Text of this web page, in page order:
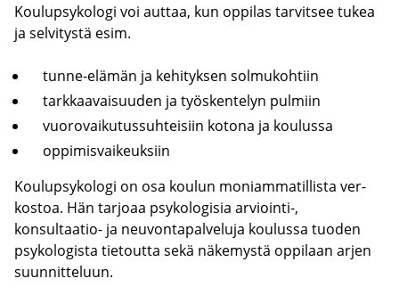
Kou­lup­sy­ko­lo­gi voi aut­taa, kun op­pi­las tar­vit­see tukea
ja sel­vi­tys­tä esim.
tunne-​elämän ja ke­hi­tyk­sen sol­mu­koh­tiin
tark­kaa­vai­suu­den ja työs­ken­te­lyn pul­miin
vuo­ro­vai­ku­tus­suh­tei­siin ko­to­na ja kou­lus­sa
op­pi­mis­vai­keuk­siin
Kou­lup­sy­ko­lo­gi on osa kou­lun mo­niam­ma­til­lis­ta ver­
kos­toa. Hän tar­jo­aa psy­ko­lo­gi­sia arviointi-​,
konsultaatio-​ ja neu­von­ta­pal­ve­lu­ja kou­lus­sa tuo­den
psy­ko­lo­gis­ta tie­tout­ta sekä nä­ke­mys­tä op­pi­laan arjen
suun­nit­te­luun.